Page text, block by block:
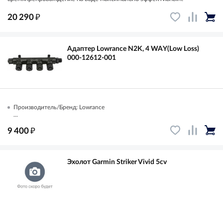
20 290₽
Адаптер Lowrance N2K, 4 WAY(Low Loss)
000-12612-001
Производитель/Бренд: Lowrance
...
9 400₽
Эхолот Garmin Striker Vivid 5cv